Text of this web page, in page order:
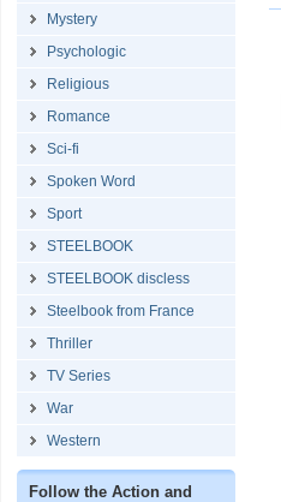
Mystery
Psychologic
Religious
Romance
Sci-fi
Spoken Word
Sport
STEELBOOK
STEELBOOK discless
Steelbook from France
Thriller
TV Series
War
Western
Follow the Action and